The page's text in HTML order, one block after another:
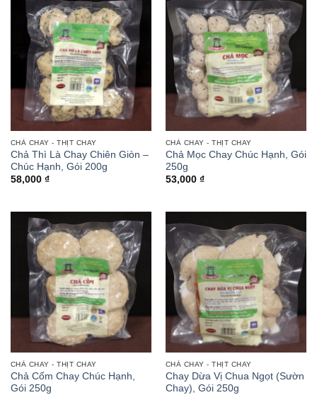
CHẢ CHAY - THỊT CHAY
Chả Thì Là Chay Chiên Giòn –
Chúc Hạnh, Gói 200g
58,000 ₫
CHẢ CHAY - THỊT CHAY
Chả Mọc Chay Chúc Hạnh, Gói
250g
53,000 ₫
CHẢ CHAY - THỊT CHAY
Chả Cốm Chay Chúc Hạnh,
Gói 250g
CHẢ CHAY - THỊT CHAY
Chay Dừa Vị Chua Ngọt (Sườn
Chay), Gói 250g